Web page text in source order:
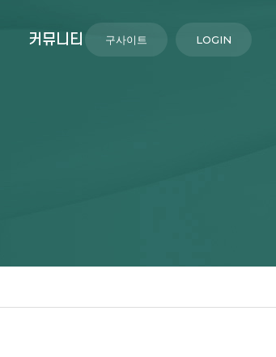
커뮤니티 LOGIN
구사이트